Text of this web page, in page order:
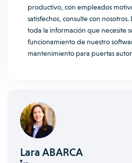
productivo, con empleados
satisfechos, consulte con
toda la información que necesite
funcionamiento de nuestro
mantenimiento para puertas
Lara ABARCA